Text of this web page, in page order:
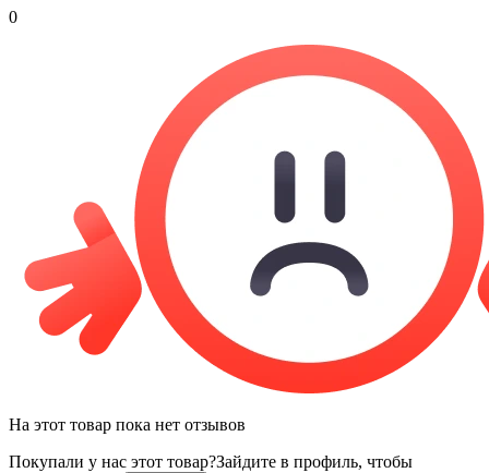
0
На этот товар пока нет отзывов
Покупали у нас этот товар?Зайдите в профиль, чтобы